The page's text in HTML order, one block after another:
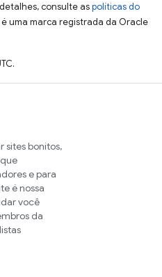
consulte aspolíticas do
é uma marca registrada da Oracle
sites bonitos,
e para
é nossa
você
da